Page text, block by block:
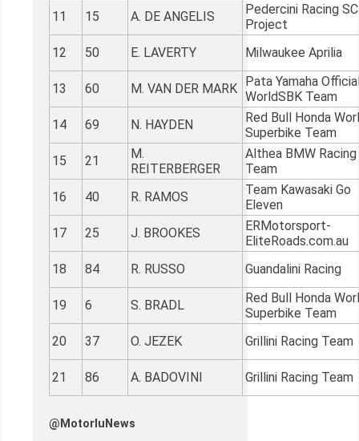
11
15 A. DE ANGELIS
Pedercini Racing
Project
12
50 E. LAVERTY Milwaukee Aprilia
13 60 M. VAN DER MARK Pata Yamaha
WorldSBK Team
14
69 N. HAYDEN
Red Bull Honda
Superbike Team
15
21
M.
REITERBERGER
Althea BMW Racing
Team
16
40 R. RAMOS
Team Kawasaki Go
Eleven
17
25 J. BROOKES
ERMotorsport-
18
84 R. RUSSO Guandalini Racing
19 6 S. BRADL
Red Bull Honda
Superbike Team
20
37 O. JEZEK Grillini Racing
21 86 A. BADOVINI Grillini Racing
@MotorluNews